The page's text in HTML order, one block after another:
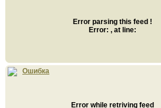
Error parsing this feed !
Error: , at line:
Ошибка
Error while retriving feed